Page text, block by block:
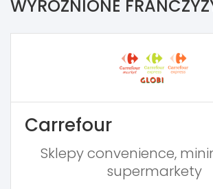
WYRÓŻNIONE
Carrefour
Sklepy convenience,
supermarkety